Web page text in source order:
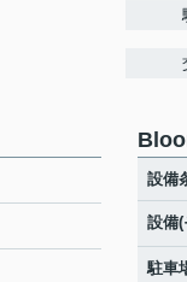
設備
設備(
駐車